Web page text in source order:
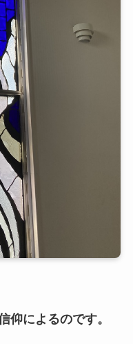
仰によるのです。